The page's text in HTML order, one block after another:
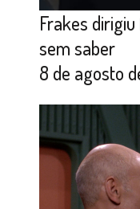
Frakes
sem saber
8 de agosto